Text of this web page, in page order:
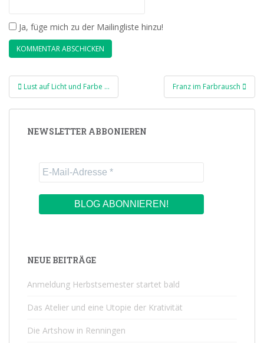
Ja, füge mich zu der Mailingliste hinzu!
Beitragsnavigation
Lust auf Licht und Farbe … Franz im Farbrausch
NEWSLETTER ABBONIEREN
NEUE BEITRÄGE
Anmeldung Herbstsemester startet bald
Das Atelier und eine Utopie der Krativität
Die Artshow in Renningen